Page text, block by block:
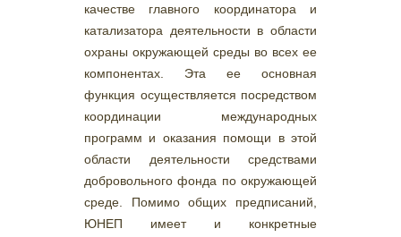
качестве главного координатора и
катализатора деятельности в области
охраны окружающей среды во всех ее
компонентах. Эта ее основная
функция осуществляется посредством
координации международных
программ и оказания помощи в этой
области деятельности средствами
добровольного фонда по окружающей
среде. Помимо общих предписаний,
ЮНЕП имеет и конкретные